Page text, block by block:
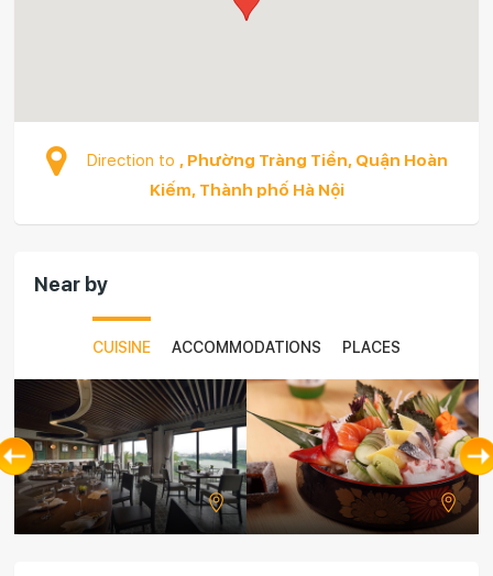
Direction to , Phường Tràng Tiền, Quận Hoàn
Kiếm, Thành phố Hà Nội
Near by
CUISINE ACCOMMODATIONS PLACES